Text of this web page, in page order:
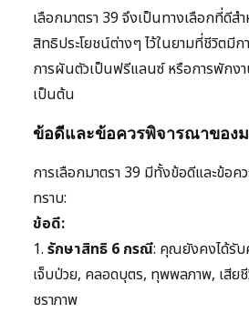
เลือกมาตรา 39 จึงเป็นทางเลือกที่ดี
สิทธิประโยชน์ต่างๆ ไว้ในยามที่ชีวิตมี
การผันตัวเป็นฟรีแลนซ์ หรือการพักง
เป็นต้น
ข้อดีและข้อควรพิจารณาของ
การเลือกมาตรา 39 มีทั้งข้อดีและข้อ
ทราบ:
ข้อดี:
1. รักษาสิทธิ 6 กรณี: คุณยังคงได้รั
เจ็บป่วย, คลอดบุตร, ทุพพลภาพ, เสียชี
ชราภาพ